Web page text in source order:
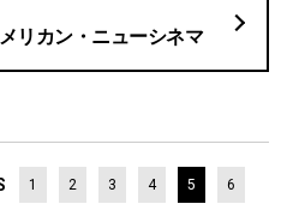
リカン・ニューシネマ
1 2 3 4 5 6